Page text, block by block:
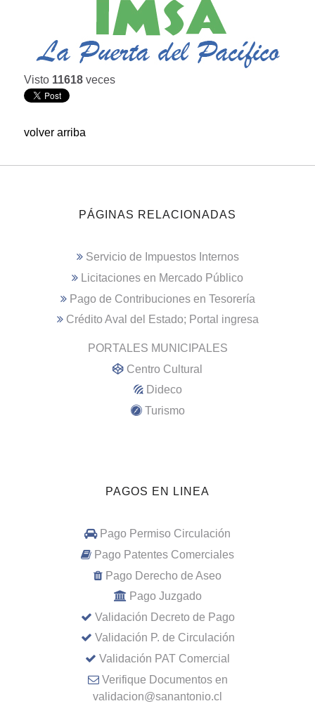
Visto 11618 veces
volver arriba
PÁGINAS RELACIONADAS
Servicio de Impuestos Internos
Licitaciones en Mercado Público
Pago de Contribuciones en Tesorería
Crédito Aval del Estado; Portal ingresa
PORTALES MUNICIPALES
Centro Cultural
Dideco
Turismo
PAGOS EN LINEA
Pago Permiso Circulación
Pago Patentes Comerciales
Pago Derecho de Aseo
Pago Juzgado
Validación Decreto de Pago
Validación P. de Circulación
Validación PAT Comercial
Verifique Documentos en
validacion@sanantonio.cl